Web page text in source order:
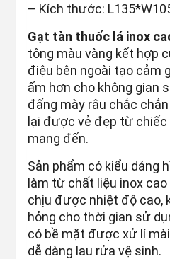
– Kích thước:
Gạt tàn thuốc lá inox
tông màu vàng kết hợp
điệu bên ngoài tạo cảm
ấm hơn cho không gian
đấng mày râu chắc
lại được vẻ đẹp từ
mang đến.
Sản phẩm có kiểu dáng
làm từ chất liệu inox
chịu được nhiệt độ cao,
hỏng cho thời gian sử
có bề mặt được xử lí
dễ dàng lau rửa vệ sinh.